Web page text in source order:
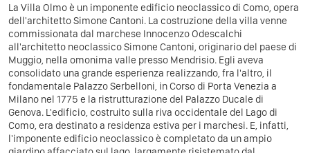
La Villa Olmo è un imponente edificio neoclassico di Como, opera
dell'architetto Simone Cantoni. La costruzione della villa venne
commissionata dal marchese Innocenzo Odescalchi
all'architetto neoclassico Simone Cantoni, originario del paese di
Muggio, nella omonima valle presso Mendrisio. Egli aveva
consolidato una grande esperienza realizzando, fra l'altro, il
fondamentale Palazzo Serbelloni, in Corso di Porta Venezia a
Milano nel 1775 e la ristrutturazione del Palazzo Ducale di
Genova. L'edificio, costruito sulla riva occidentale del Lago di
Como, era destinato a residenza estiva per i marchesi. E, infatti,
l'imponente edificio neoclassico è completato da un ampio